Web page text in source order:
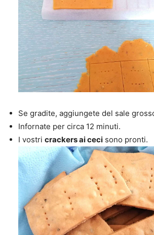
Se gradite, aggiungete del sale
Infornate per circa 12 minuti.
I vostri crackers ai ceci sono pronti.